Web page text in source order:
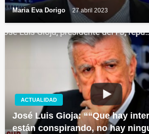
Maria Eva Dorigo 27 abril 2023
ACTUALIDAD
José Luis Gioja: ““Que hay
están conspirando, no hay